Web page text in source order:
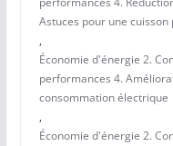
Astuces pour une cuisson
,
Économie d'énergie 2.
performances 4.
consommation électrique
,
Économie d'énergie 2.